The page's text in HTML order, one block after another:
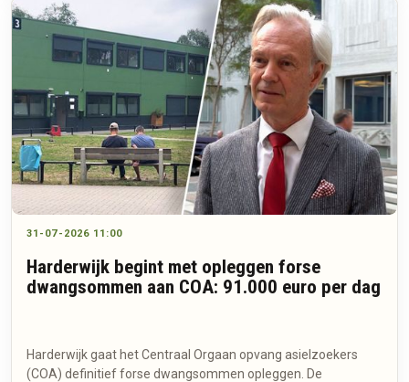
31-07-2026 11:00
Harderwijk begint met opleggen forse
dwangsommen aan COA: 91.000 euro per dag
Harderwijk gaat het Centraal Orgaan opvang asielzoekers
(COA) definitief forse dwangsommen opleggen. De